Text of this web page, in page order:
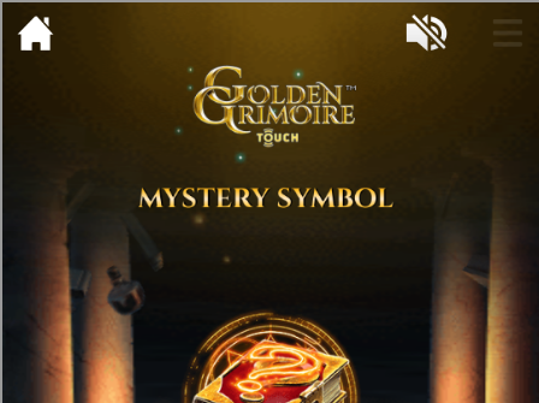
[object HTMLMetaElement]
пополнить счет